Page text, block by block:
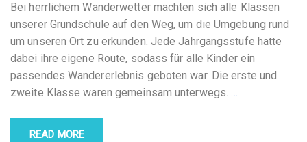
Bei herrlichem Wanderwetter machten sich alle Klassen
unserer Grundschule auf den Weg, um die Umgebung rund
um unseren Ort zu erkunden. Jede Jahrgangsstufe hatte
dabei ihre eigene Route, sodass für alle Kinder ein
passendes Wandererlebnis geboten war. Die erste und
zweite Klasse waren gemeinsam unterwegs.…
READ MORE